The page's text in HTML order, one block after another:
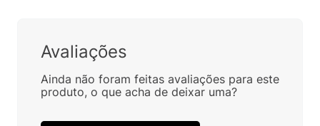
Avaliações
Ainda não foram feitas avaliações para este
produto, o que acha de deixar uma?